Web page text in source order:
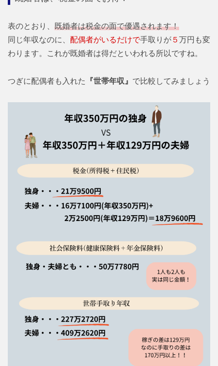
表のとおり、 既婚者は税金の面で優遇されます！
同じ年収なのに、 配偶者がいるだけで手取りが ５ 万円も変
わります。これが既婚者は得だといわれる所以ですね。
つぎに配偶者も入れた 『世帯年収』 で比較してみましょう